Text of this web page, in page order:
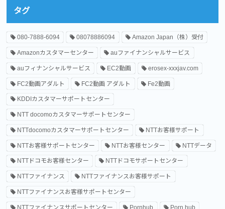
タグ
080-7888-6094 08078886094 Amazon Japan（株）受付
Amazonカスタマーセンター auファイナンシャルサービス
auフィナンシャルサービス EC2動画 erosex-xxxjav.com
FC2動画アダルト FC2動画 アダルト Fe2動画
KDDIカスタマーサポートセンター
NTT docomoカスタマーサポートセンター
NTTdocomoカスタマーサポートセンター NTTお客様サポート
NTTお客様サポートセンター NTTお客様センター NTTデータ
NTTドコモお客様センター NTTドコモサポートセンター
NTTファイナンス NTTファイナンスお客様サポート
NTTファイナンスお客様サポートセンター
NTTファイナンスサポートセンター Pornhub Porn hub